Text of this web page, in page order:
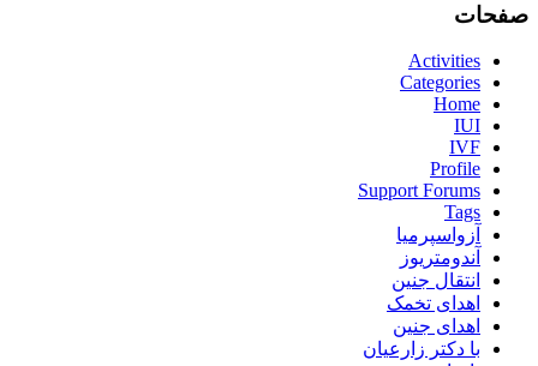
صفحات
Activities
Categories
Home
IUI
IVF
Profile
Support Forums
Tags
آزواسپرمیا
آندومتریوز
انتقال جنین
اهدای تخمک
اهدای جنین
با دکتر زارعیان